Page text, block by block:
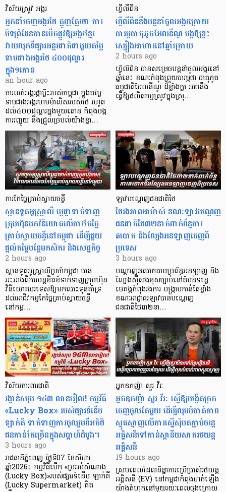
វិស័យស្រូវ អង្ករ
អ្នកនាំចេញអង្ករថៃ ត្អូញត្អែរថា ការ
បិទព្រំដែនបានបើកផ្លូវឱ្យអង្ករខ្មែរ
វាយលុកទីផ្សារអន្តរជាតិជាមួយតម្លៃ
ទាបជាងអង្ករថៃ ៤០០ដុល្លារ
ក្នុង១តោន
an hour ago
ការលក់អង្ករផ្កាម្លិះរបស់កម្ពុជា ក្នុងតម្លៃ
ទាបជាងអង្ករហមម៉ាលិសរបស់ថៃ រហូត
ដល់៤០០ដុល្លារក្នុងមួយតោន កំពុងបង្ក
ការរញ្ជួយ និងជ្រួលច្របល់យ៉ាងខ្លា…
ហ្វីលីពីន
ហ្វីលីពីននឹងបន្តនាំចូលអង្ករក្រោយ
បារម្ភបាតុភូតអែលនីណូ បង្កឱ្យខ្វះ
ស្បៀងអាហារនៅឆ្នាំក្រោយ
2 hours ago
ហ្វីលីពីន បាន​សម្រេចបន្តនាំចូលអង្ករនៅ
ឆ្នាំនេះ ខណៈកំពុងព្រួយបារម្ភថា បាតុភូត
ធម្មជាតិអែលនីណូ ដ៏ខ្លាំងក្លា​ អាចនឹង
ធ្វើឱ្យផលិតកម្មស្រូវក្នុងស្រុ…
ការកែច្នៃគ្រាប់ស្វាយចន្ទី
ស្ថានទូតអូស្ត្រាលី ប្តេជ្ញាទាក់ទាញ
ក្រុមហ៊ុនមក​វិនិយោគលើការកែច្នៃ
គ្រាប់ស្វាយចន្ទីនៅកម្ពុជា ដើម្បីជួយ
ផ្តល់តម្លៃបន្ថែមកសិករ និងសេដ្ឋកិច្ច
2 hours ago
ស្ថានទូតអូស្ត្រាលីប្រចាំកម្ពុជា បាន
អះអាងពីការបន្តខិតខំទាក់ទាញក្រុមហ៊ុន
វិនិយោគបរទេសឱ្យមកបោះទុនគាំទ្រ
ដល់អាជីវកម្មកែច្នៃគ្រាប់ស្វាយចន្ទី
នៅកម្ព…
ឡាវបណ្តេញជនជាតិថៃ
ថៃរងភាពអាម៉ាស់ ខណៈឡាវបណ្តេញ
ជនជាតិថៃ៣២នាក់ពាក់ព័ន្ធការ
ឆបោក និងល្បែងអនឡាញចេញពី
ប្រទេស
3 hours ago
បណ្តាញឆបោកតាមប្រព័ន្ធអនឡាញ និង
ល្បែងស៊ីសងខុសច្បាប់នៅតំបន់ទន្លេ
មេគង្គកំពុងរងការ បង្ក្រាប​កាន់តែខ្លាំង
ខណៈអាជ្ញាធរឡាវបានបណ្តេញ
ជនជាតិថៃ៣២នា…
វិស័យការពារជាតិ
រង្វាន់សរុប ១៤៣ លានរៀល! កម្មវិធី
«Lucky Box» របស់ផ្សារទំនើប
ឡាក់គី ទាក់ទាញការចូលរួមពីអតិថិ
ជនកាន់តែច្រើនក្នុងសប្តាហ៍ដំបូង។
3 hours ago
រាជធានីភ្នំពេញ ថ្ងៃទី07 ខែសីហា
ឆ្នាំ2026៖ កម្មវិធីបើក «ប្រអប់សំណាង
(Lucky Box)»របស់ផ្សារទំនើប ឡាក់គី
(Lucky Supermarket) គិត
អ្នកឧកញ៉ា សួរ វីរៈ
អ្នកឧកញ៉ា សួរ វីរៈ ស្នើឱ្យបង្កើតច្រក
ចេញចូលតែមួយ ដើម្បីលុបបំបាត់ភាព
ស្មុគស្មាញលើការស្នើសុំបតភ្ជាប់ចរន្ត
អគ្គិសនីទៅកាន់ស្ថានីយសាករថយន្ត
អគ្គិសនី
19 hours ago
ស្របពេលដែលនិន្នាការប្រើប្រាស់រថយន្ត
អគ្គិសនី (EV) នៅកម្ពុជាកំពុងហក់ឡើង
យ៉ាងគំហុកនៅមួយរយៈពេលចុងក្រោយ